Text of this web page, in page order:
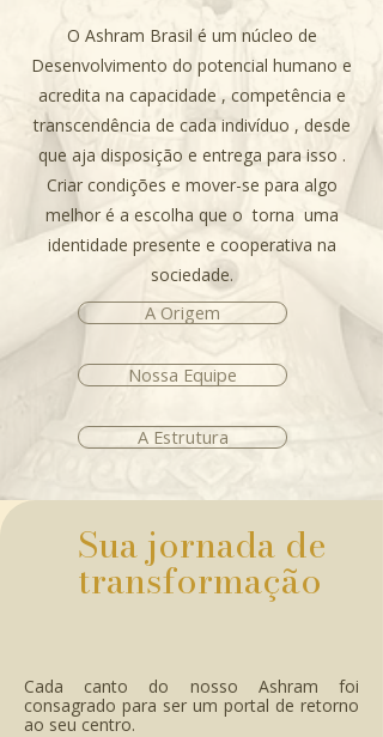
O Ashram Brasil é um núcleo de
Desenvolvimento do potencial humano e
acredita na capacidade , competência e
transcendência de cada indivíduo , desde
que aja disposição e entrega para isso .
Criar condições e mover-se para algo
melhor é a escolha que o torna uma
identidade presente e cooperativa na
sociedade.
A Origem
Nossa Equipe
A Estrutura
Sua jornada de
transformação
Cada canto do nosso Ashram foi
consagrado para ser um portal de retorno
ao seu centro.